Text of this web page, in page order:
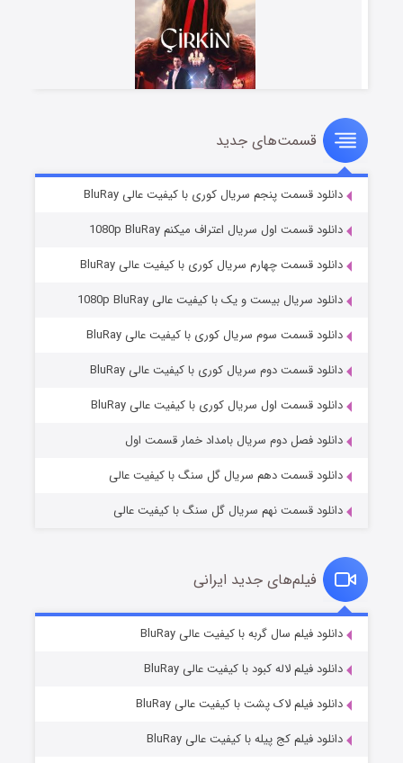
سریال زشت
قسمت۵ (زیرنویس) منتشر شد
وستی ها
قسمت۱ (زیرنویس) منتشر شد
قسمت۶ (زیرنویس) منتشر شد
قسمت‌های جدید
دانلود قسمت پنجم سریال کوری با کیفیت عالی BluRay
دانلود قسمت اول سریال اعتراف میکنم 1080p BluRay
دانلود قسمت چهارم سریال کوری با کیفیت عالی BluRay
دانلود سریال بیست و یک با کیفیت عالی 1080p BluRay
دانلود قسمت سوم سریال کوری با کیفیت عالی BluRay
دانلود قسمت دوم سریال کوری با کیفیت عالی BluRay
دانلود قسمت اول سریال کوری با کیفیت عالی BluRay
دانلود فصل دوم سریال بامداد خمار قسمت اول
دانلود قسمت دهم سریال گل سنگ با کیفیت عالی
دانلود قسمت نهم سریال گل سنگ با کیفیت عالی
فیلم‌های جدید ایرانی
دانلود فیلم سال گربه با کیفیت عالی BluRay
دانلود فیلم لاله کبود با کیفیت عالی BluRay
دانلود فیلم لاک پشت با کیفیت عالی BluRay
دانلود فیلم کج‌ پیله با کیفیت عالی BluRay